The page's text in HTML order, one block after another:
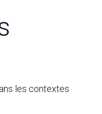
les contextes